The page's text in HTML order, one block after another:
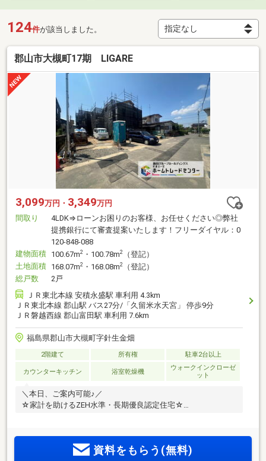
124件が該当しました。
郡山市大槻町17期 LIGARE
3,099万円・ 3,349万円
間取り
4LDK⇒ローンお困りのお客様、お任せください◎弊社
提携銀行にて審査提案いたします！フリーダイヤル：0
120-848-088
建物面積 100.67m2 ・100.78m2
（登記）
土地面積 168.07m2 ・168.08m2
（登記）
総戸数
2戸
ＪＲ東北本線 安積永盛駅 車利用 4.3km
ＪＲ東北本線 郡山駅 バス27分/「久留米水天宮」 停歩9分
ＪＲ磐越西線 郡山富田駅 車利用 7.6km
福島県郡山市大槻町字針生金畑
2階建て 所有権 駐車2台以上
カウンターキッチン 浴室乾燥機
ウォークインクローゼ
ット
＼本日、ご案内可能♪／
☆家計を助けるZEH水準・長期優良認定住宅☆
資料をもらう(無料)